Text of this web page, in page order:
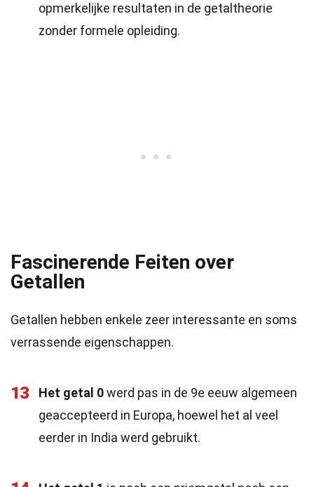
opmerkelijke resultaten in de getaltheorie
zonder formele opleiding.
Fascinerende Feiten over
Getallen
Getallen hebben enkele zeer interessante en soms
verrassende eigenschappen.
13 Het getal 0werd pas in de 9e eeuw algemeen
geaccepteerd in Europa, hoewel het al veel
eerder in India werd gebruikt.